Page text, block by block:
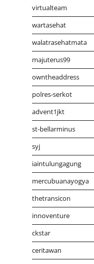
virtualteam
wartasehat
walatrasehatmata
majuterus99
owntheaddress
polres-serkot
advent1jkt
st-bellarminus
syj
iaintulungagung
mercubuanayogya
thetransicon
innoventure
ckstar
ceritawan